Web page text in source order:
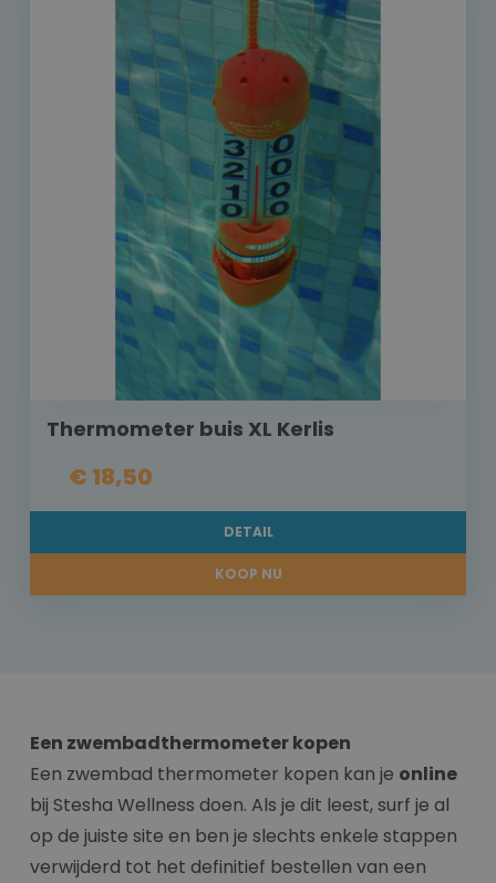
Thermometer buis XL Kerlis
€ 18,50
DETAIL
KOOP NU
Een zwembadthermometer kopen
Een zwembad thermometer kopen kan je online
bij Stesha Wellness doen. Als je dit leest, surf je al
op de juiste site en ben je slechts enkele stappen
verwijderd tot het definitief bestellen van een